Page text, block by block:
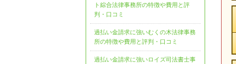
ト綜合法律事務所の特徴や費用と評
判・口コミ
過払い金請求に強いむくの木法律事務
所の特徴や費用と評判・口コミ
過払い金請求に強いロイズ司法書士事